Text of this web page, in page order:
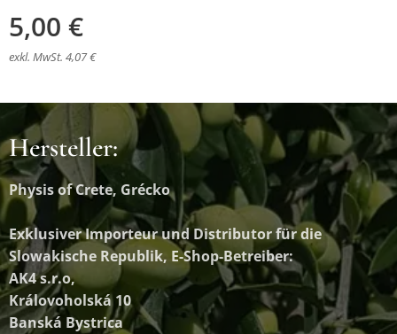
5,00 €
exkl. MwSt. 4,07 €
Hersteller:
Physis of Crete, Grécko
Exklusiver Importeur und Distributorfür die
Slowakische Republik, E-Shop-Betreiber:
AK4 s.r.o,
Královoholská 10
Banská Bystrica